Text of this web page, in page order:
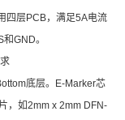
四层PCB，满足5A电流
GND。
底层。E-Marker芯
，如2mm x 2mm DFN-